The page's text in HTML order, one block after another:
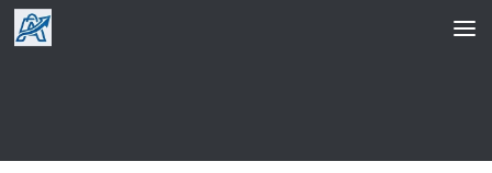
Saltar al contenido